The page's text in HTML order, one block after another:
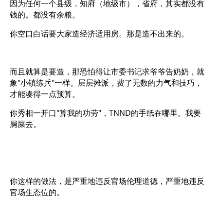
因为任何一个县级，知府（地级市），省府，其实都没有
钱的。都没有余粮。
你空口白话要大家造经济适用房。那是造不出来的。
而且就算是要造，那恐怕得让市委书记求爷爷告奶奶，就
象"小镇练兵"一样。层层摊派，费了无数的力气和技巧，
才能凑得一点预算。
你秀相一开口"算我的功劳"，TNND的手纸在哪里。我要
屙屎去。
你这样的做法，是严重地违反官场伦理道德，严重地违反
官场生态位的。